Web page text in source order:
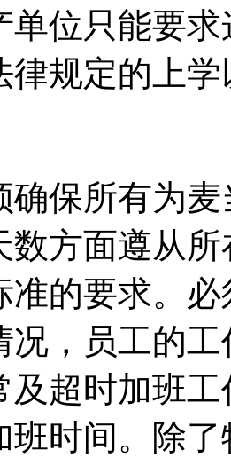
单位只能要
律规定的上
确保所有为
数方面遵从
准的要求。
况，员工的
及超时加班
班时间。除